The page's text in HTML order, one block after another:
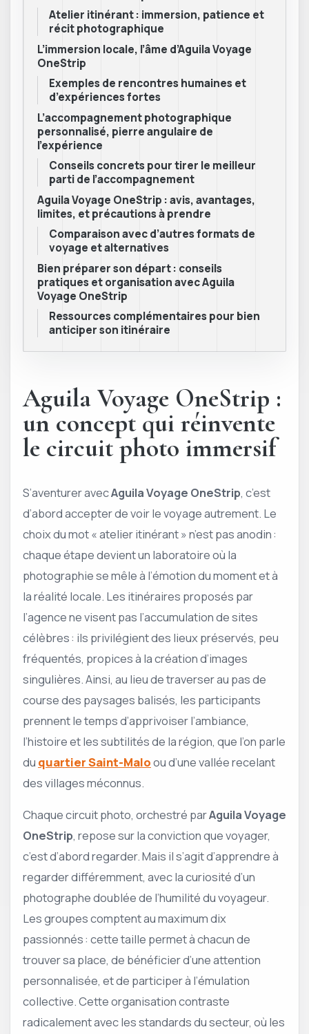
Atelier itinérant : immersion, patience et
récit photographique
L’immersion locale, l’âme d’Aguila Voyage
OneStrip
Exemples de rencontres humaines et
d’expériences fortes
L’accompagnement photographique
personnalisé, pierre angulaire de
l’expérience
Conseils concrets pour tirer le meilleur
parti de l’accompagnement
Aguila Voyage OneStrip : avis, avantages,
limites, et précautions à prendre
Comparaison avec d’autres formats de
voyage et alternatives
Bien préparer son départ : conseils
pratiques et organisation avec Aguila
Voyage OneStrip
Ressources complémentaires pour bien
anticiper son itinéraire
Aguila Voyage OneStrip :
un concept qui réinvente
le circuit photo immersif
S’aventurer avecAguila Voyage OneStrip, c’est
d’abord accepter de voir le voyage autrement. Le
choix du mot « atelier itinérant » n’est pas anodin :
chaque étape devient un laboratoire où la
photographie se mêle à l’émotion du moment et à
la réalité locale. Les itinéraires proposés par
l’agence ne visent pas l’accumulation de sites
célèbres : ils privilégient des lieux préservés, peu
fréquentés, propices à la création d’images
singulières. Ainsi, au lieu de traverser au pas de
course des paysages balisés, les participants
prennent le temps d’apprivoiser l’ambiance,
l’histoire et les subtilités de la région, que l’on parle
du quartier Saint-Maloou d’une vallée recelant
des villages méconnus.
Chaque circuit photo, orchestré parAguila Voyage
OneStrip, repose sur la conviction que voyager,
c’est d’abord regarder. Mais il s’agit d’apprendre à
regarder différemment, avec la curiosité d’un
photographe doublée de l’humilité du voyageur.
Les groupes comptent au maximum dix
passionnés : cette taille permet à chacun de
trouver sa place, de bénéficier d’une attention
personnalisée, et de participer à l’émulation
collective. Cette organisation contraste
radicalement avec les standards du secteur, où les